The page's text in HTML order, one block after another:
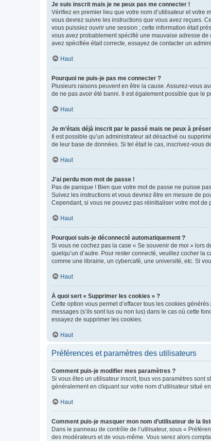
Je suis inscrit mais je ne peux pas me connecter !
Vérifiez en premier lieu que votre nom d’utilisateur et votre
vous devrez suivre les instructions que vous avez reçues.
vous puissiez ouvrir une session ; cette information était
vous avez probablement spécifié une mauvaise adresse
avez spécifiée était correcte, essayez de contacter un
Haut
Pourquoi ne puis-je pas me connecter ?
Plusieurs raisons peuvent en être la cause. Assurez-vous
de ne pas avoir été banni. Il est également possible que le
Haut
Je m’étais déjà inscrit par le passé mais ne peux à
Il est possible qu’un administrateur ait désactivé ou
de leur base de données. Si tel était le cas, inscrivez-vous
Haut
J’ai perdu mon mot de passe !
Pas de panique ! Bien que votre mot de passe ne puisse
Suivez les instructions et vous devriez être en mesure de
Cependant, si vous ne pouvez pas réinitialiser votre mot
Haut
Pourquoi suis-je déconnecté automatiquement ?
Si vous ne cochez pas la case « Se souvenir de moi » lors
quelqu’un d’autre. Pour rester connecté, veuillez cocher
comme une librairie, un cybercafé, une université, etc. Si
Haut
À quoi sert « Supprimer les cookies » ?
Cette option vous permet d’effacer tous les cookies
messages (s’ils sont lus ou non lus) dans le cas où cette
essayez de supprimer les cookies.
Haut
Préférences et paramètres des utilisateurs
Comment puis-je modifier mes paramètres ?
Si vous êtes un utilisateur inscrit, tous vos paramètres sont
généralement en cliquant sur votre nom d’utilisateur situé
Haut
Comment puis-je masquer mon nom d’utilisateur de la
Dans le panneau de contrôle de l’utilisateur, sous «
des modérateurs et de vous-même. Vous serez alors